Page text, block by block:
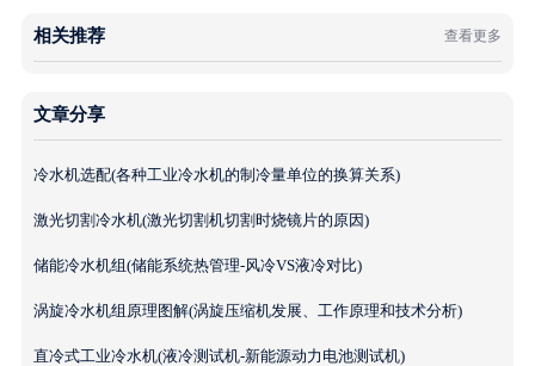
相关推荐 查看更多
文章分享
冷水机选配(各种工业冷水机的制冷量单位的换算关系)
激光切割冷水机(激光切割机切割时烧镜片的原因)
储能冷水机组(储能系统热管理-风冷VS液冷对比)
涡旋冷水机组原理图解(涡旋压缩机发展、工作原理和技术分析)
直冷式工业冷水机(液冷测试机-新能源动力电池测试机)